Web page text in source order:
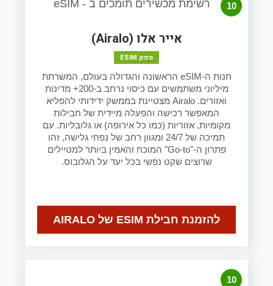
10
אייר אלו (Airalo)
ספק ESIM
חנות ה-eSIM הראשונה והגדולה בעולם, המשרתת
מיליוני משתמשים עם כיסוי נרחב ב-200+ מדינות
ואזורים. Airalo מצטיינת בממשק ידידותי להפליא
המאפשר רכישה והפעלה מיידית של חבילות
מקומיות, אזוריות (כמו כל אירופה) או גלובליות. עם
תמיכה של 24/7 ומגוון רחב של נפחי גלישה, זהו
פתרון ה-"Go-to" המוכח והאמין ביותר למטיילים
שרוצים שקט נפשי בכל יעד על הגלובוס.
להזמנת חבילת ESIM של AIRALO
10